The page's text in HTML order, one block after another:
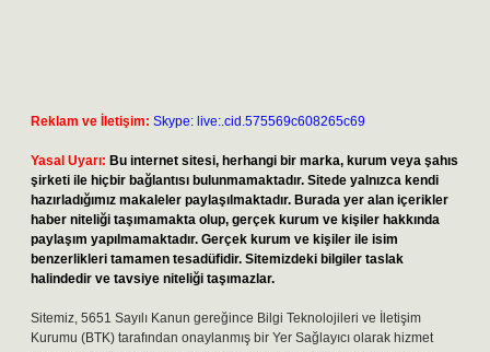
Reklam ve İletişim: Skype: live:.cid.575569c608265c69
Yasal Uyarı: Bu internet sitesi, herhangi bir marka, kurum veya şahıs
şirketi ile hiçbir bağlantısı bulunmamaktadır. Sitede yalnızca kendi
hazırladığımız makaleler paylaşılmaktadır. Burada yer alan içerikler
haber niteliği taşımamakta olup, gerçek kurum ve kişiler hakkında
paylaşım yapılmamaktadır. Gerçek kurum ve kişiler ile isim
benzerlikleri tamamen tesadüfidir. Sitemizdeki bilgiler taslak
halindedir ve tavsiye niteliği taşımazlar.
Sitemiz, 5651 Sayılı Kanun gereğince Bilgi Teknolojileri ve İletişim
Kurumu (BTK) tarafından onaylanmış bir Yer Sağlayıcı olarak hizmet